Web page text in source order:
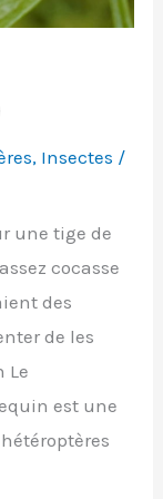
, Insectes /
une tige de
cocasse
des
de les
Le
est une